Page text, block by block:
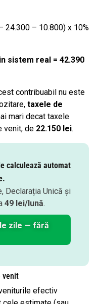
24.300 – 10.800) x 10%
sistem real = 42.390
contribuabil nu este
taxele de
mari decat taxele
venit, de 22.150 lei.
calculează automat
Declarația Unică și
49 lei/lună.
zile — fără
venit
efectiv